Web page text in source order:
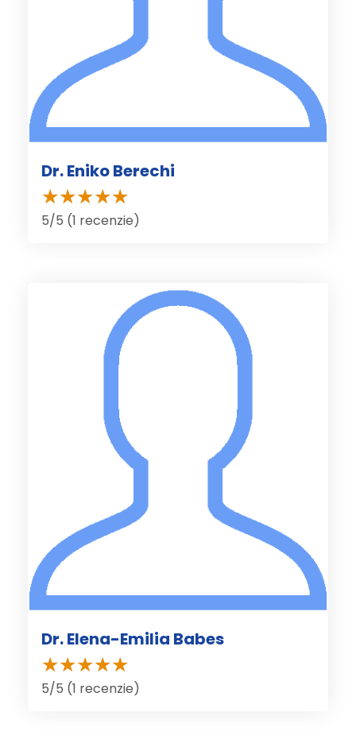
Dr. Eniko Berechi
5/5 (1 recenzie)
Dr. Elena-Emilia Babes
5/5 (1 recenzie)